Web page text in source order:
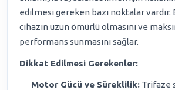
edilmesi gereken bazı noktalar vardır.
cihazın uzun ömürlü olmasını ve
performans sunmasını sağlar.
Dikkat Edilmesi Gerekenler:
Motor Gücü ve Süreklilik: Trifaze